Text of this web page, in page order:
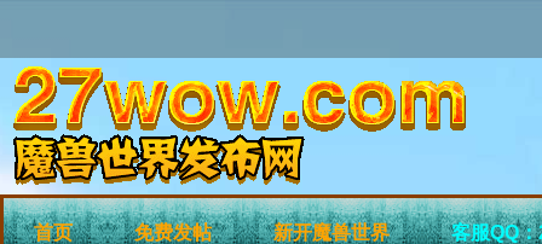
首页 免费发帖 新开魔兽世界 客服QQ